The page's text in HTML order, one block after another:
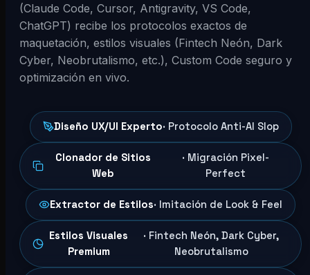
(Claude Code, Cursor, Antigravity, VS Code,
ChatGPT) recibe los protocolos exactos de
maquetación, estilos visuales (Fintech Neón, Dark
Cyber, Neobrutalismo, etc.), Custom Code seguro y
optimización en vivo.
Diseño UX/UI Experto· Protocolo Anti-AI Slop
Clonador de Sitios
Web
· Migración Pixel-
Perfect
Extractor de Estilos· Imitación de Look & Feel
Estilos Visuales
Premium
· Fintech Neón, Dark Cyber,
Neobrutalismo